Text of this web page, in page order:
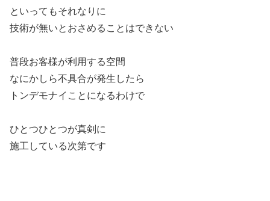
といってもそれなりに
技術が無いとおさめることはできない
普段お客様が利用する空間
なにかしら不具合が発生したら
トンデモナイことになるわけで
ひとつひとつが真剣に
施工している次第です